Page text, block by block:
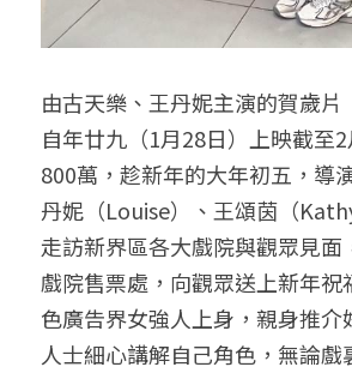
由古天樂、王丹妮主演的賀歲片
自年廿九（1月28日）上映截至
800萬，趁新年的大年初五，導
丹妮（Louise）、王頌茵（
走訪新界區各大戲院與觀眾見面
戲院售票處，向觀眾送上新年祝
色廣告界女強人上身，親身推介
人士細心講解自己角色，無論戲